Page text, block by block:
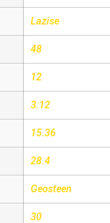
Lazise
48
12
3.12
15.36
28.4
Geosteen
30